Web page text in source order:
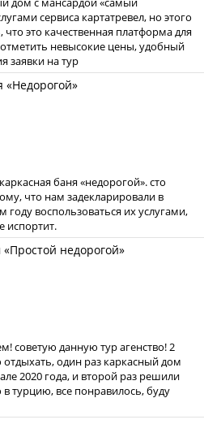
сервиса картатревел, но этого
это качественная платформа для
невысокие цены, удобный
заявки на тур
баня «недорогой». сто
что нам задекларировали в
году воспользоваться их услугами,
испортит.
советую данную тур агенство! 2
один раз каркасный дом
2020 года, и второй раз решили
турцию, все понравилось, буду